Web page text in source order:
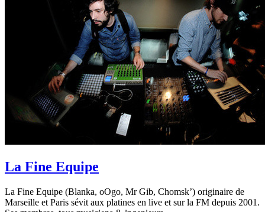
La Fine Equipe
La Fine Equipe (Blanka, oOgo, Mr Gib, Chomsk’) originaire de
Marseille et Paris sévit aux platines en live et sur la FM depuis 2001.